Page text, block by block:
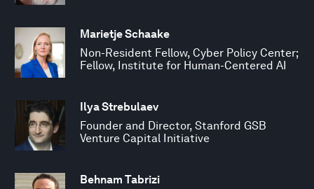
Marietje Schaake
Non-Resident Fellow, Cyber Policy Center;
Fellow, Institute for Human-Centered AI
Ilya Strebulaev
Founder and Director, Stanford GSB
Venture Capital Initiative
Behnam Tabrizi